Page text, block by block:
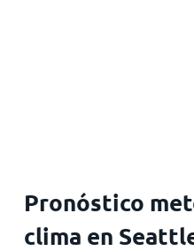
Pronóstico
clima en